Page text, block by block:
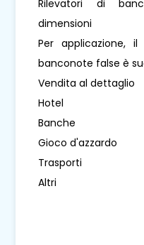
Rilevatori di
dimensioni
Per applicazione,
banconote false è
Vendita al dettaglio
Hotel
Banche
Gioco d'azzardo
Trasporti
Altri